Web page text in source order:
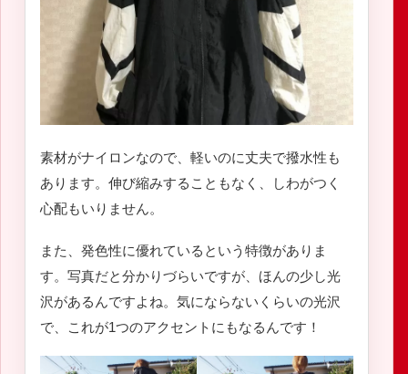
素材がナイロンなので、軽いのに丈夫で撥水性も
あります。伸び縮みすることもなく、しわがつく
心配もいりません。
また、発色性に優れているという特徴がありま
す。写真だと分かりづらいですが、ほんの少し光
沢があるんですよね。気にならないくらいの光沢
で、これが1つのアクセントにもなるんです！